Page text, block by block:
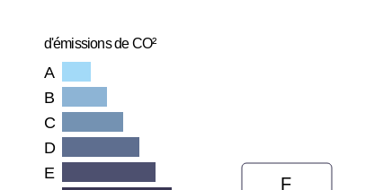
Peu d'émissions de CO²
A
B
C
D
E
F